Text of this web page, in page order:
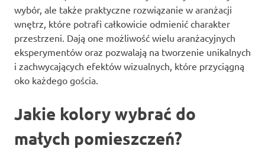
wybór, ale także praktyczne rozwiązanie w aranżacji
wnętrz, które potrafi całkowicie odmienić charakter
przestrzeni. Dają one możliwość wielu aranżacyjnych
eksperymentów oraz pozwalają na tworzenie unikalnych
i zachwycających efektów wizualnych, które przyciągną
oko każdego gościa.
Jakie kolory wybrać do
małych pomieszczeń?